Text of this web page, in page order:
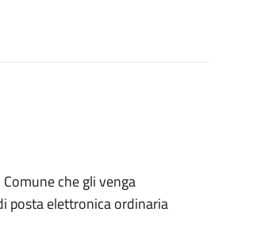
che gli venga
posta elettronica ordinaria